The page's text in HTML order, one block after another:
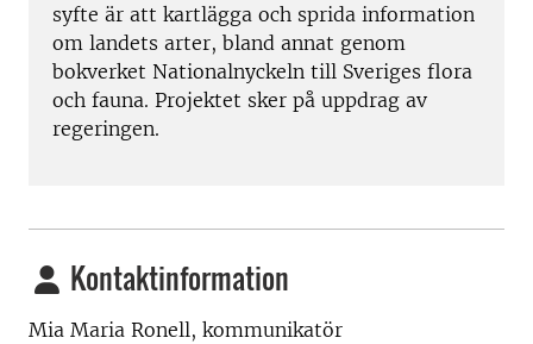
syfte är att kartlägga och sprida information
om landets arter, bland annat genom
bokverket Nationalnyckeln till Sveriges flora
och fauna. Projektet sker på uppdrag av
regeringen.
Kontaktinformation
Mia Maria Ronell, kommunikatör